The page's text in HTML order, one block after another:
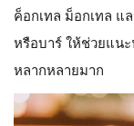
ค็อกเทล ม็อกเทล แ
หรือบาร์ ให้ช่วยแนะ
หลากหลายมาก